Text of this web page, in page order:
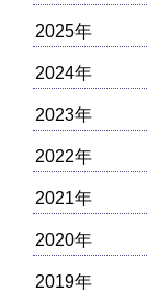
2025年
2024年
2023年
2022年
2021年
2020年
2019年